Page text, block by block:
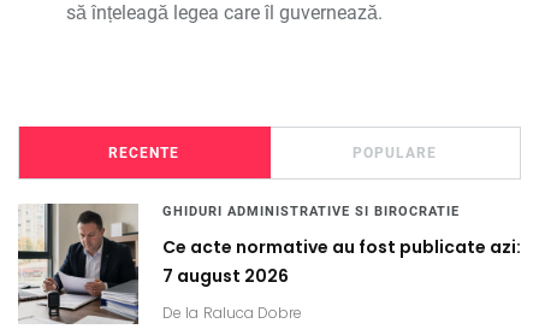
să înțeleagă legea care îl guvernează.
RECENTE POPULARE
GHIDURI ADMINISTRATIVE SI BIROCRATIE
Ce acte normative au fost publicate azi:
7 august 2026
De la Raluca Dobre